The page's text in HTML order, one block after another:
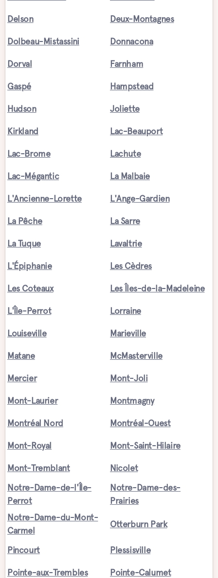
Delson Deux-Montagnes
Dolbeau-Mistassini Donnacona
Dorval Farnham
Gaspé Hampstead
Hudson Joliette
Kirkland Lac-Beauport
Lac-Brome Lachute
Lac-Mégantic La Malbaie
L'Ancienne-Lorette L'Ange-Gardien
La Pêche La Sarre
La Tuque Lavaltrie
L'Épiphanie Les Cèdres
Les Coteaux Les Îles-de-la-Madeleine
L'Île-Perrot Lorraine
Louiseville Marieville
Matane McMasterville
Mercier Mont-Joli
Mont-Laurier Montmagny
Montréal Nord Montréal-Ouest
Mont-Royal Mont-Saint-Hilaire
Mont-Tremblant
Nicolet
Notre-Dame-de-l'Île-
Perrot
Notre-Dame-des-
Prairies
Notre-Dame-du-Mont-
Carmel
Otterburn Park
Pincourt Plessisville
Pointe-aux-Trembles Pointe-Calumet